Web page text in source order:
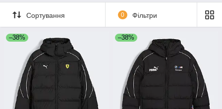
Сортування 0 Фільтри
–38% –38%